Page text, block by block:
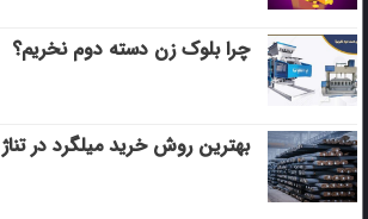
چرا بلوک زن دسته دوم نخریم؟
بهترین روش خرید میلگرد در تناژ